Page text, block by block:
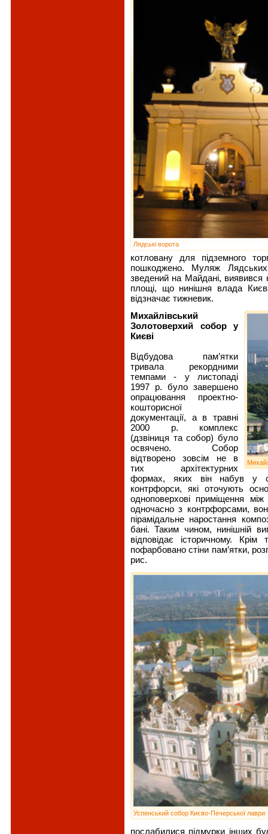
Лядські ворота
котловану для підземного
пошкоджено. Муляж Лядських
зведений на Майдані, виявився
площі, що нинішня влада
відзначає тижневик.
Михайлівський
Золотоверхий собор у
Києві
Відбудова пам’ятки
тривала рекордними
темпами - у листопаді
1997 р. було завершено
опрацювання проектно-
кошторисної
документації, а в травні
2000 р. комплекс
(дзвіниця та собор) було
освячено. Собор
відтворено зовсім не в
тих архітектурних
формах, яких він набув у
контрфорси, які оточують
одноповерхові приміщення
одночасно з контрфорсами,
пірамідальне наростання
бані. Таким чином, нинішній
відповідає історичному.
пофарбовано стіни пам’ятки,
рис.
Успенський собор Києво-Печерської лаври
послабилися підмурки інших